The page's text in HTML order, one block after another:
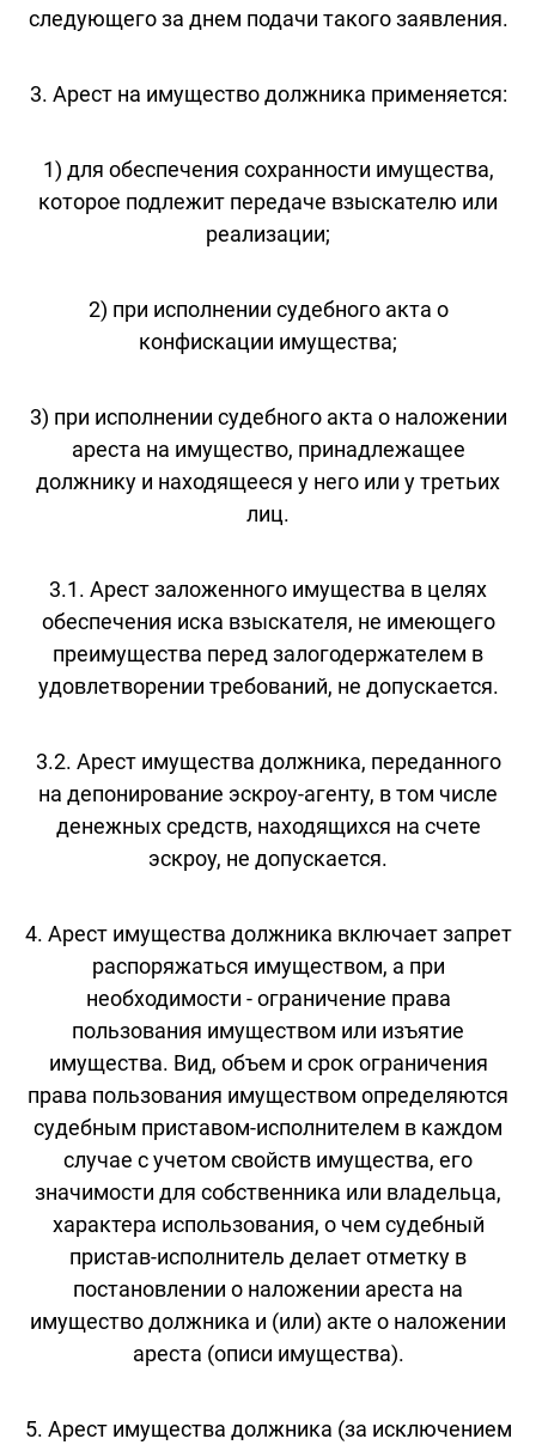
следующего за днем подачи такого заявления.
3. Арест на имущество должника применяется:
1) для обеспечения сохранности имущества,
которое подлежит передаче взыскателю или
реализации;
2) при исполнении судебного акта о
конфискации имущества;
3) при исполнении судебного акта о наложении
ареста на имущество, принадлежащее
должнику и находящееся у него или у третьих
лиц.
3.1. Арест заложенного имущества в целях
обеспечения иска взыскателя, не имеющего
преимущества перед залогодержателем в
удовлетворении требований, не допускается.
3.2. Арест имущества должника, переданного
на депонирование эскроу-агенту, в том числе
денежных средств, находящихся на счете
эскроу, не допускается.
4. Арест имущества должника включает запрет
распоряжаться имуществом, а при
необходимости - ограничение права
пользования имуществом или изъятие
имущества. Вид, объем и срок ограничения
права пользования имуществом определяются
судебным приставом-исполнителем в каждом
случае с учетом свойств имущества, его
значимости для собственника или владельца,
характера использования, о чем судебный
пристав-исполнитель делает отметку в
постановлении о наложении ареста на
имущество должника и (или) акте о наложении
ареста (описи имущества).
5. Арест имущества должника (за исключением